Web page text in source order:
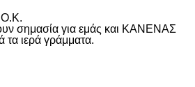
σημασία για εμάς και ΚΑΝΕΝΑΣ
τα ιερά γράμματα.